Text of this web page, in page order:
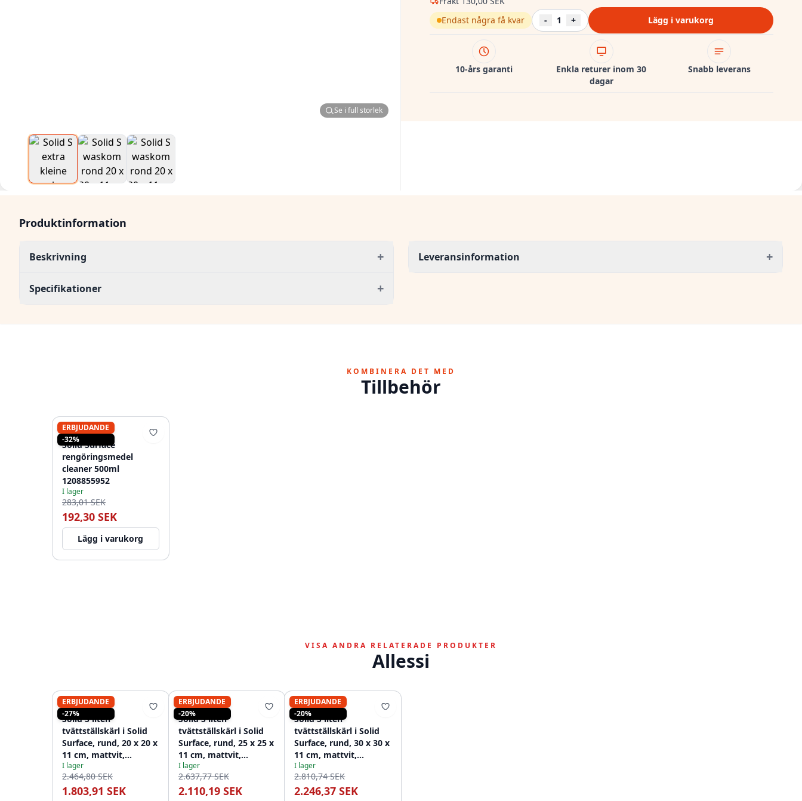
Se i full storlek
Endast några få kvar
- 1 + Lägg i varukorg
10-års garanti
Enkla returer inom 30
dagar
Snabb leverans
Produktinformation
Beskrivning +
Specifikationer +
Leveransinformation +
KOMBINERA DET MED
Tillbehör
ERBJUDANDE
-32%
SOLID-S
Solid Surface
rengöringsmedel
cleaner 500ml
1208855952
I lager
283,01 SEK
192,30 SEK
Lägg i varukorg
VISA ANDRA RELATERADE PRODUKTER
Allessi
ERBJUDANDE
-27%
SOLID-S
Solid S liten
tvättställskärl i Solid
Surface, rund, 20 x 20 x
11 cm, mattvit,
1208953267
I lager
2.464,80 SEK
1.803,91 SEK
ERBJUDANDE
-20%
SOLID-S
Solid S liten
tvättställskärl i Solid
Surface, rund, 25 x 25 x
11 cm, mattvit,
1208953272
I lager
2.637,77 SEK
2.110,19 SEK
ERBJUDANDE
-20%
SOLID-S
Solid S liten
tvättställskärl i Solid
Surface, rund, 30 x 30 x
11 cm, mattvit,
1208953273
I lager
2.810,74 SEK
2.246,37 SEK